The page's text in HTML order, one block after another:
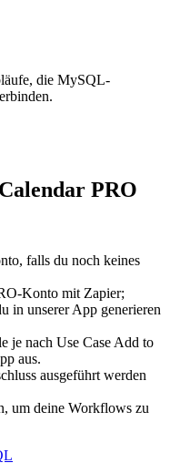
die MySQL-
PRO
falls du noch keines
Konto mit Zapier;
in unserer App generieren
je nach Use Case Add to
aus.
ausgeführt werden
um deine Workflows zu